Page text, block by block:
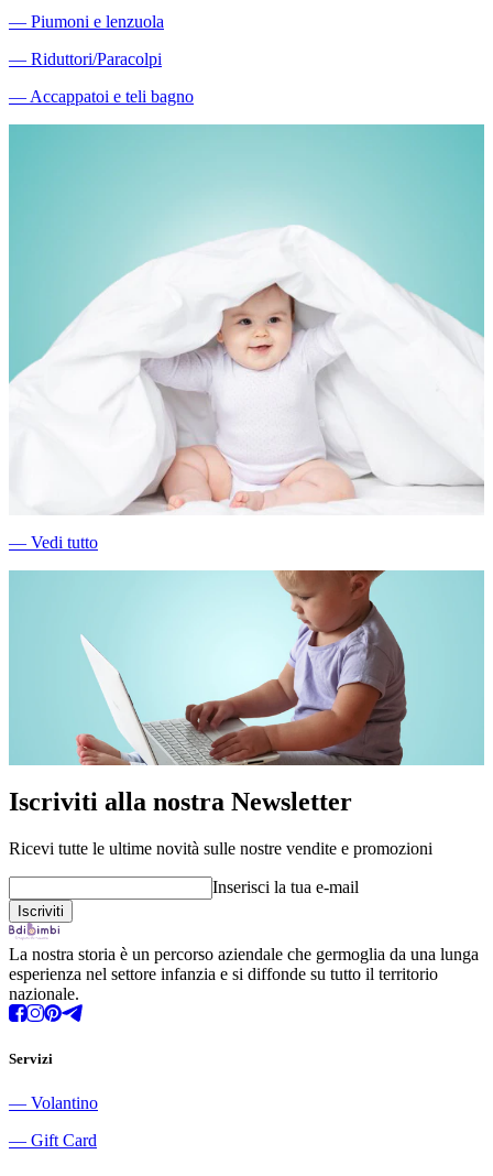
― Piumoni e lenzuola
― Riduttori/Paracolpi
―Accappatoi e teli bagno
― Vedi tutto
Iscriviti alla nostra Newsletter
Ricevi tutte le ultime novità sulle nostre vendite e promozioni
Inserisci la tua e-mail
La nostra storia è un percorso aziendale che germoglia da una lunga
esperienza nel settore infanzia e si diffonde su tutto il territorio
nazionale.
Servizi
― Volantino
― Gift Card